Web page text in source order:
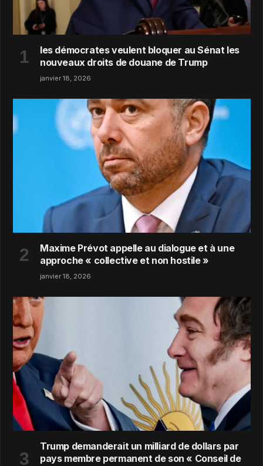
les démocrates veulent bloquer au Sénat les
nouveaux droits de douane de Trump
janvier 18, 2026
Maxime Prévot appelle au dialogue et à une
approche « collective et non hostile »
janvier 18, 2026
Trump demanderait un milliard de dollars par
pays membre permanent de son « Conseil de